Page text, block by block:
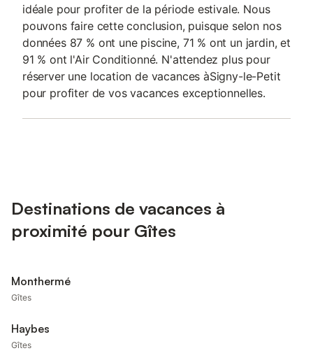
idéale pour profiter de la période estivale. Nous
pouvons faire cette conclusion, puisque selon nos
données 87 % ont une piscine, 71 % ont un jardin, et
91 % ont l'Air Conditionné. N'attendez plus pour
réserver une location de vacances àSigny-le-Petit
pour profiter de vos vacances exceptionnelles.
Destinations de vacances à
proximité pour Gîtes
Monthermé
Gîtes
Haybes
Gîtes